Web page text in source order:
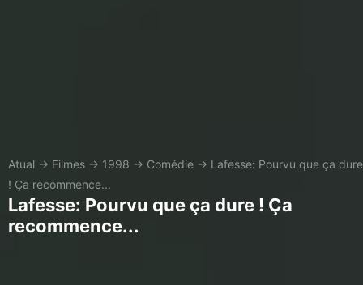
Atual → Filmes → 1998 → Comédie → Lafesse: Pourvu que ça dure
! Ça recommence...
Lafesse: Pourvu que ça dure ! Ça
recommence...